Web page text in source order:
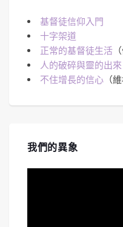
基督徒信仰入門
十字架道
正常的基督徒生活
人的破碎與靈的出來
不住增長的信心 （
我們的異象